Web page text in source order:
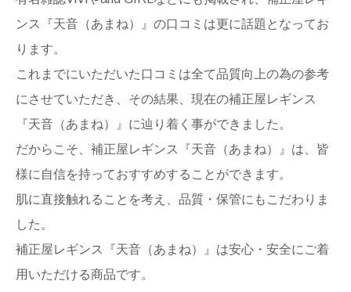
ンス『天音（あまね）』の口コミは更に話題となってお
ります。
これまでにいただいた口コミは全て品質向上の為の参考
にさせていただき、その結果、現在の補正屋レギンス
『天音（あまね）』に辿り着く事ができました。
だからこそ、補正屋レギンス『天音（あまね）』は、皆
様に自信を持っておすすめすることができます。
肌に直接触れることを考え、品質・保管にもこだわりま
した。
補正屋レギンス『天音（あまね）』は安心・安全にご着
用いただける商品です。